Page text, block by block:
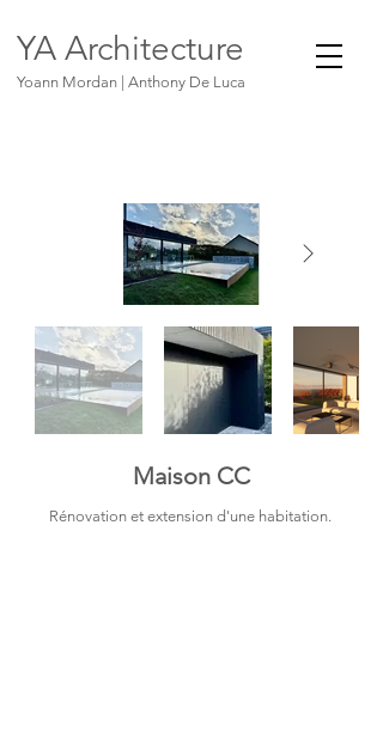
YA Architecture
Yoann Mordan | Anthony De Luca
Maison CC
Rénovation et extension d'une habitation.